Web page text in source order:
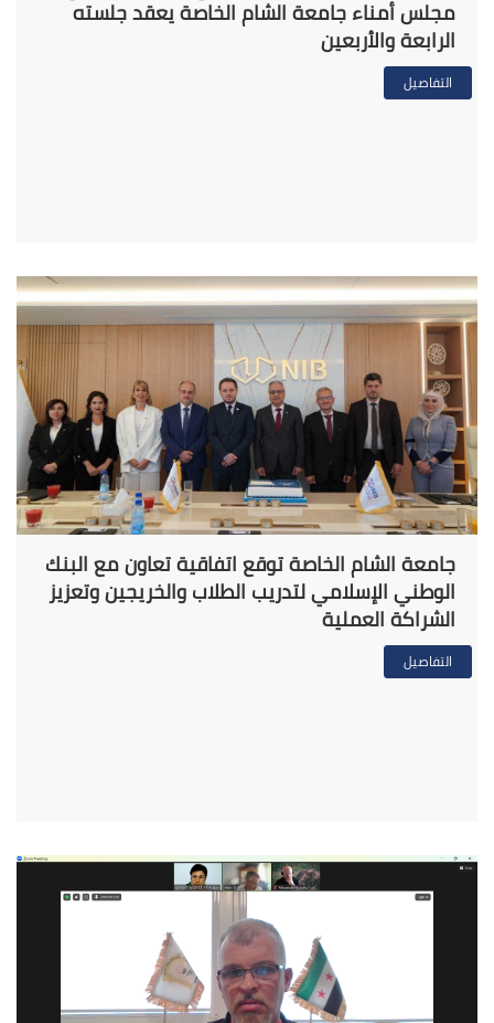
مجلس أمناء جامعة الشام الخاصة يعقد جلسته
الرابعة والأربعين
التفاصيل
جامعة الشام الخاصة توقع اتفاقية تعاون مع البنك
الوطني الإسلامي لتدريب الطلاب والخريجين وتعزيز
الشراكة العملية
التفاصيل